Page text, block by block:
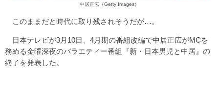
中居正広（Getty Images）
このままだと時代に取り残されそうだが…。
日本テレビが3月10日、4月期の番組改編で中居正広がMCを
務める金曜深夜のバラエティー番組『新・日本男児と中居』の
終了を発表した。